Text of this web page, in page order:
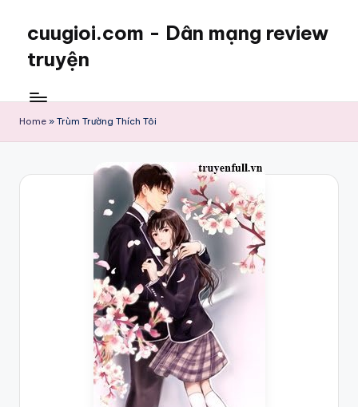
cuugioi.com - Dân mạng review
truyện
Home » Trùm Trường Thích Tôi